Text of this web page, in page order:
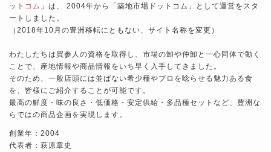
ットコム 」は、 2004年から「築地市場ドットコム」として運営をスタ
ートしました。
（2018年10月の豊洲移転にともない、サイト名称を変更）
わたしたちは買参人の資格を取得し、市場の卸や仲卸と一心同体で動く
ことで、産地情報や商品情報をいち早く入手してきました。
そのため、一般店頭には並ばない希少種やプロを唸らせる魅力ある食
を、皆様にご紹介することが可能です。
最高の鮮度・味の良さ・低価格・安定供給・多品種セットなど、豊洲な
らではの商品企画を実現します。
創業年：2004
代表者：萩原章史